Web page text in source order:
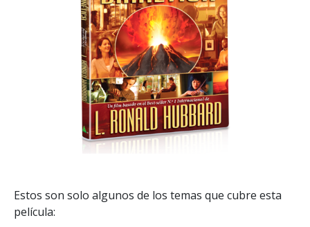
Estos son solo algunos de los temas que cubre esta
película: